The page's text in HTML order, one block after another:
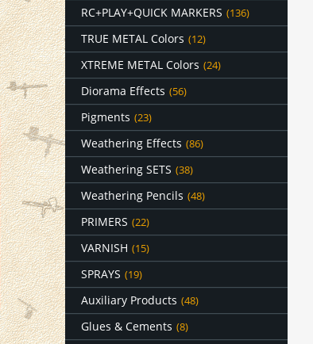
RC+PLAY+QUICK MARKERS (136)
TRUE METAL Colors (12)
XTREME METAL Colors (24)
Diorama Effects (56)
Pigments (23)
Weathering Effects (86)
Weathering SETS (38)
Weathering Pencils (48)
PRIMERS (22)
VARNISH (15)
SPRAYS (19)
Auxiliary Products (48)
Glues & Cements (8)